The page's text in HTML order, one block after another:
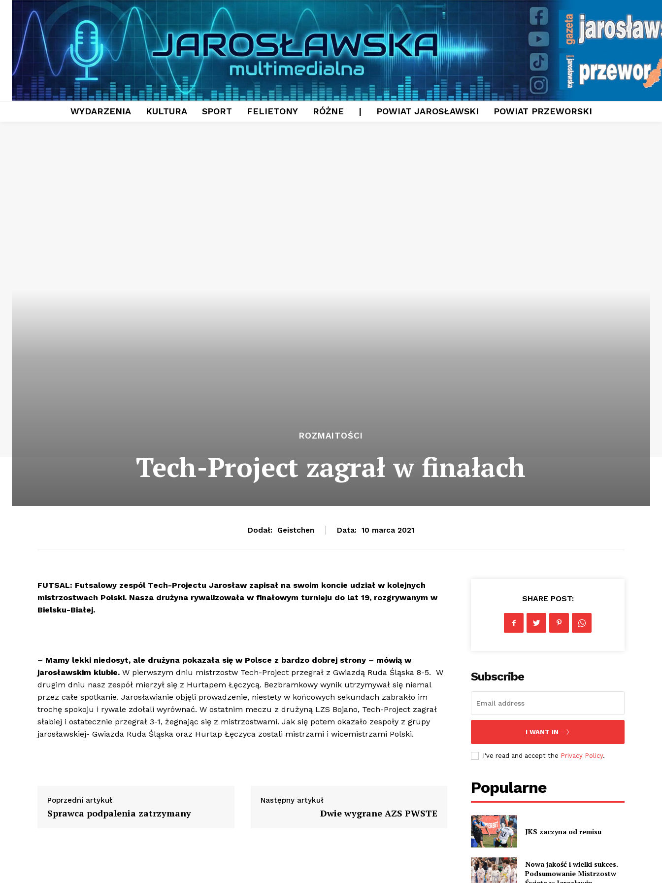
WYDARZENIA KULTURA SPORT FELIETONY RÓŻNE | POWIAT JAROSŁAWSKI POWIAT PRZEWORSKI
ROZMAITOŚCI
Tech-Project zagrał w finałach
Dodał: Geistchen Data: 10 marca 2021
FUTSAL: Futsalowy zespól Tech-Projectu Jarosław zapisał na swoim koncie udział w kolejnych
mistrzostwach Polski. Nasza drużyna rywalizowała w finałowym turnieju do lat 19, rozgrywanym w
Bielsku-Białej.
– Mamy lekki niedosyt, ale drużyna pokazała się w Polsce z bardzo dobrej strony – mówią w
jarosławskim klubie. W pierwszym dniu mistrzostw Tech-Project przegrał z Gwiazdą Ruda Śląska 8-5. W
drugim dniu nasz zespół mierzył się z Hurtapem Łęczycą. Bezbramkowy wynik utrzymywał się niemal
przez całe spotkanie. Jarosławianie objęli prowadzenie, niestety w końcowych sekundach zabrakło im
trochę spokoju i rywale zdołali wyrównać. W ostatnim meczu z drużyną LZS Bojano, Tech-Project zagrał
słabiej i ostatecznie przegrał 3-1, żegnając się z mistrzostwami. Jak się potem okazało zespoły z grupy
jarosławskiej- Gwiazda Ruda Śląska oraz Hurtap Łęczyca zostali mistrzami i wicemistrzami Polski.
Poprzedni artykuł
Sprawca podpalenia zatrzymany
Następny artykuł
Dwie wygrane AZS PWSTE
SHARE POST:
Subscribe
I WANT IN
I've read and accept the Privacy Policy.
Popularne
JKS zaczyna od remisu
Nowa jakość i wielki sukces.
Podsumowanie Mistrzostw